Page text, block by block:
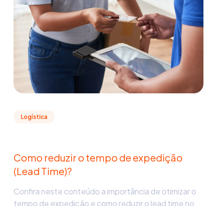
Logística
Como reduzir o tempo de expedição
(Lead Time)?
Confira neste conteúdo a importância de otimizar o
tempo de expedição e como reduzir o lead time no